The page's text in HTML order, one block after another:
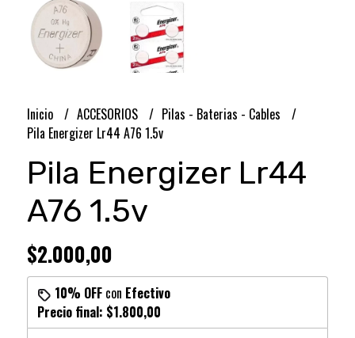
Inicio ACCESORIOS
Pilas - Baterias - Cables
Pila Energizer Lr44 A76 1.5v
Pila Energizer Lr44
A76 1.5v
$2.000,00
10% OFFcon Efectivo
Precio final: $1.800,00